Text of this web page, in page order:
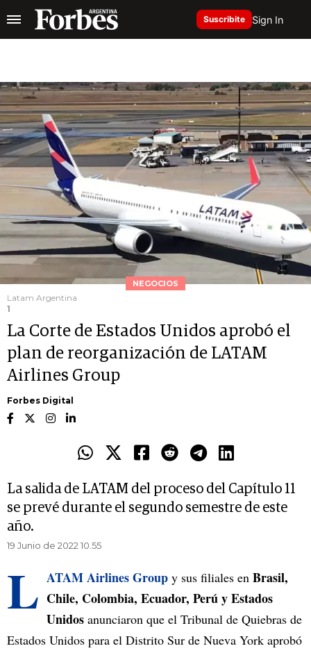
Suscribite Sign In
NEGOCIOS
Latam Argentina
1
La Corte de Estados Unidos aprobó el
plan de reorganización de LATAM
Airlines Group
Forbes Digital
La salida de LATAM del proceso del Capítulo 11
se prevé durante el segundo semestre de este
año.
19 Junio de 2022 10.55
L ATAM Airlines Group y sus filiales en Brasil,
Chile, Colombia, Ecuador, Perú y Estados
Unidos anunciaron que el Tribunal de Quiebras de
Estados Unidos para el Distrito Sur de Nueva York aprobó